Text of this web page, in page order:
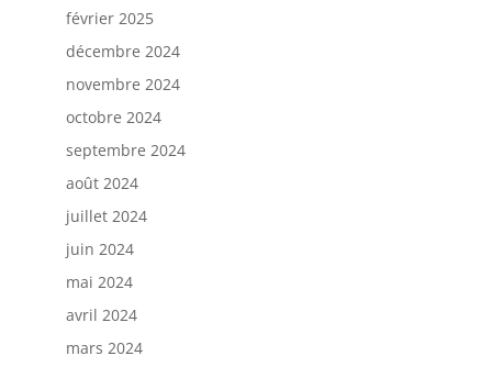
février 2025
décembre 2024
novembre 2024
octobre 2024
septembre 2024
août 2024
juillet 2024
juin 2024
mai 2024
avril 2024
mars 2024